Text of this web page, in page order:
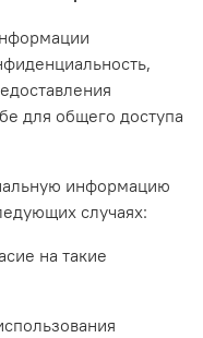
для общего доступа
информацию
случаях:
на такие